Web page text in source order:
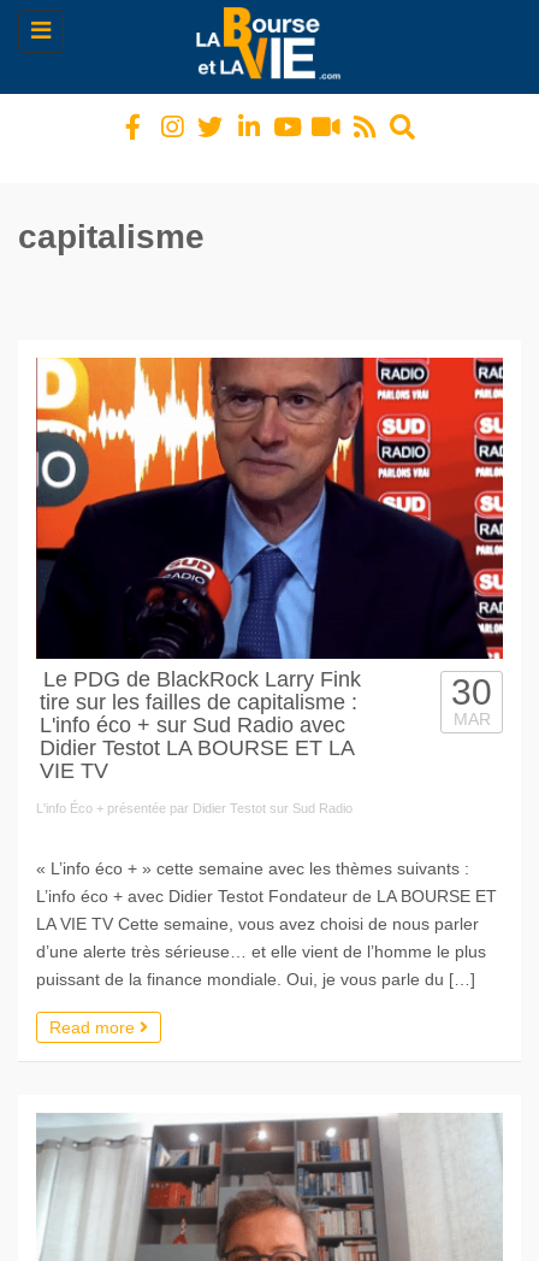
Toggle
navigation
capitalisme
Le PDG de BlackRock Larry Fink
tire sur les failles de capitalisme :
L'info éco + sur Sud Radio avec
Didier Testot LA BOURSE ET LA
VIE TV
L'info Éco + présentée par Didier Testot sur Sud Radio
30
MAR
« L’info éco + » cette semaine avec les thèmes suivants :
L’info éco + avec Didier Testot Fondateur de LA BOURSE ET
LA VIE TV Cette semaine, vous avez choisi de nous parler
d’une alerte très sérieuse… et elle vient de l’homme le plus
puissant de la finance mondiale. Oui, je vous parle du […]
Read more